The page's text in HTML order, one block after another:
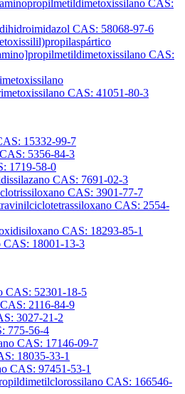
CAS:
CAS: 58068-97-6
CAS:
CAS: 41051-80-3
15332-99-7
5356-84-3
1719-58-0
CAS: 7691-02-3
CAS: 3901-77-7
CAS: 2554-
CAS: 18293-85-1
18001-13-3
CAS: 52301-18-5
2116-84-9
3027-21-2
775-56-4
CAS: 17146-09-7
18035-33-1
CAS: 97451-53-1
CAS: 166546-